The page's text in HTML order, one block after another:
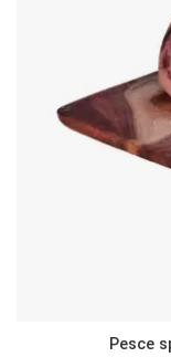
Pesce